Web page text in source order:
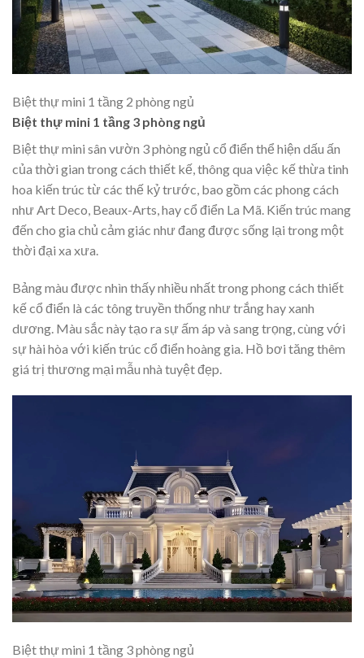
Biệt thự mini 1 tầng 2 phòng ngủ
Biệt thự mini 1 tầng 3 phòng ngủ
Biệt thự mini sân vườn 3 phòng ngủ cổ điển thể hiện dấu ấn
của thời gian trong cách thiết kế, thông qua việc kế thừa tinh
hoa kiến trúc từ các thế kỷ trước, bao gồm các phong cách
như Art Deco, Beaux-Arts, hay cổ điển La Mã. Kiến trúc mang
đến cho gia chủ cảm giác như đang được sống lại trong một
thời đại xa xưa.
Bảng màu được nhìn thấy nhiều nhất trong phong cách thiết
kế cổ điển là các tông truyền thống như trắng hay xanh
dương. Màu sắc này tạo ra sự ấm áp và sang trọng, cùng với
sự hài hòa với kiến trúc cổ điển hoàng gia. Hồ bơi tăng thêm
giá trị thương mại mẫu nhà tuyệt đẹp.
Biệt thự mini 1 tầng 3 phòng ngủ